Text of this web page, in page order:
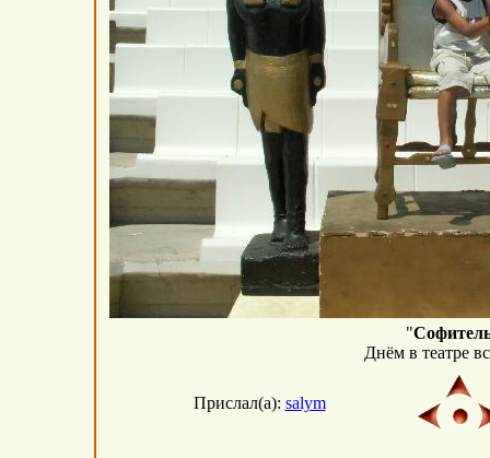
"
Днём в театре
Прислал(а): salym